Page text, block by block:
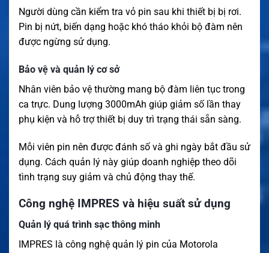
Người dùng cần kiểm tra vỏ pin sau khi thiết bị bị rơi.
Pin bị nứt, biến dạng hoặc khó tháo khỏi bộ đàm nên
được ngừng sử dụng.
Bảo vệ và quản lý cơ sở
Nhân viên bảo vệ thường mang bộ đàm liên tục trong
ca trực. Dung lượng 3000mAh giúp giảm số lần thay
phụ kiện và hỗ trợ thiết bị duy trì trạng thái sẵn sàng.
Mỗi viên pin nên được đánh số và ghi ngày bắt đầu sử
dụng. Cách quản lý này giúp doanh nghiệp theo dõi
tình trạng suy giảm và chủ động thay thế.
Công nghệ IMPRES và hiệu suất sử dụng
Quản lý quá trình sạc thông minh
IMPRES là công nghệ quản lý pin của Motorola